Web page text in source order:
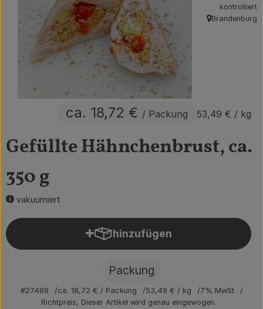
Obst & Gemüse
Getränke
Vorratskammer
Frühstück
Süßes & Salziges
Haushalt
Der Betrieb
Community
Gefüllte Hähnchenbrust, ca.
350 g
vakuumiert
ca. 18,72 € / Packung 53,49 € / kg
kontrolliert
, Herkunft:
Brandenburg
hinzufügen
Produkt zum Warenkorb
Packung
#27489 ca. 18,72 € / Packung 53,49 € / kg
7% MwSt
Richtpreis, Dieser Artikel wird genau eingewogen.